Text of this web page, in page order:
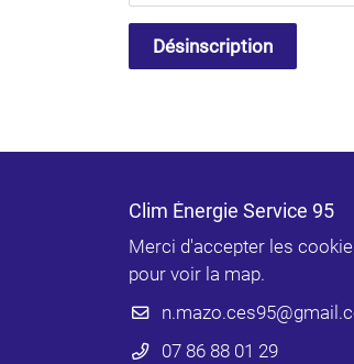
à l'adresse email indiqué ci-dessus. Vous
en utilisantle formulaire de désinscription
Désinscription
Clim Énergie Service 95
Merci d'accepter les
pour voir la map.
07 86 88 01 29